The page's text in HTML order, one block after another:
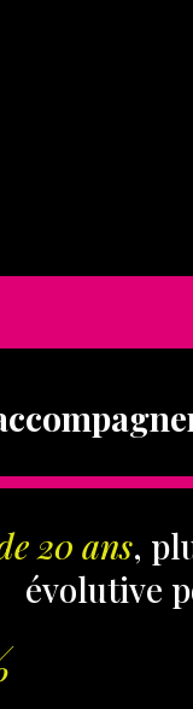
20 ans,
évolutive